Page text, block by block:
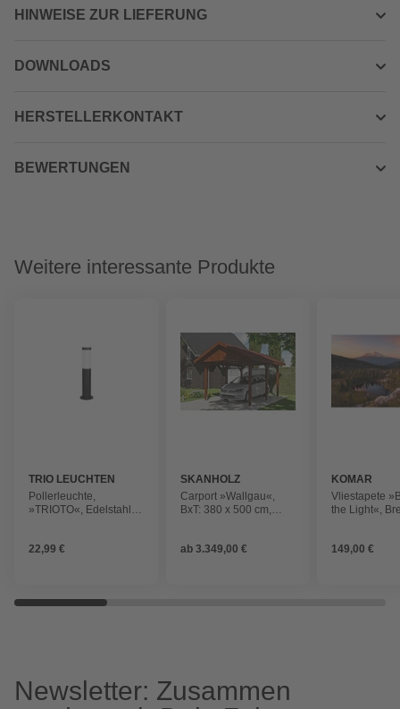
HINWEISE ZUR LIEFERUNG
DOWNLOADS
HERSTELLERKONTAKT
BEWERTUNGEN
Weitere interessante Produkte
TRIO LEUCHTEN
Pollerleuchte,
»TRIOTO«, Edelstahl,
22,99 €
SKANHOLZ
Carport »Wallgau«,
BxT: 380 x 500 cm,
ab 3.349,00 €
KOMAR
Vliestapete
the Light«,
149,00 €
Newsletter: Zusammen